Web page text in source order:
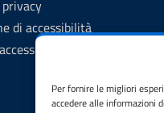
Per fornire le migliori
accedere alle informazioni
di accessibilità